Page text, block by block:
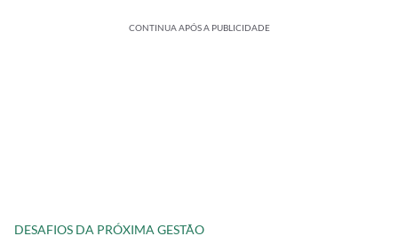
CONTINUA APÓS A PUBLICIDADE
DESAFIOS DA PRÓXIMA GESTÃO